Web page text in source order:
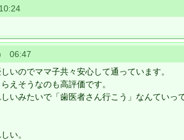
06:47
いのでママ子共々安心して通っています。
えそうなのも高評価です。
いみたいで「歯医者さん行こう」なんていって
い。